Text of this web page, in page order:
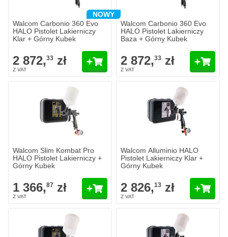
Dodaj do koszyka
Walcom Carbonio 360 Evo
HALO Pistolet Lakierniczy
Klar + Górny Kubek
2 872,33 zł
NOWY
Walcom Carbonio 360 Evo
HALO Pistolet Lakierniczy
Baza + Górny Kubek
2 872,33 zł
Walcom Slim Kombat Pro HALO Pistolet Lakierniczy + Górny
W magazynie
Otwór dyszy
zł
Dodaj do koszyka
Walcom Slim Kombat Pro
HALO Pistolet Lakierniczy +
Górny Kubek
1 366,87 zł
Walcom Alluminio HALO
W magazynie
Otwór dyszy
2 826, zł
Dodaj do
Walcom Alluminio HALO
Pistolet Lakierniczy Klar +
Górny Kubek
2 826,13 zł
Walcom Slim Kombat HALO Pistolet Lakierniczy do Podkładu +
W magazynie
1 071, zł
Walcom Alluminio HALO
W magazynie
2 826, zł